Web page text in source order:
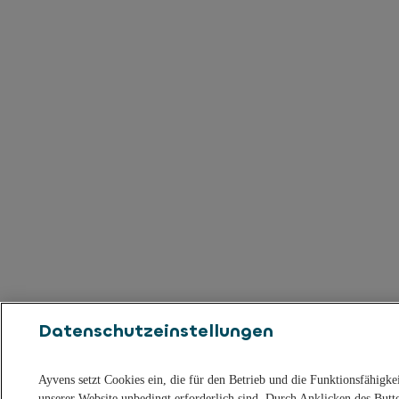
Datenschutzeinstellungen
Ayvens setzt Cookies ein, die für den Betrieb und die